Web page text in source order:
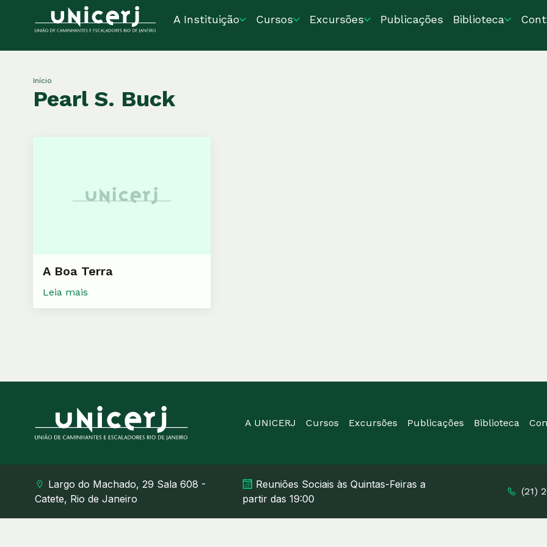
A Instituição Cursos Excursões Publicações Biblioteca
Início
Pearl S. Buck
A Boa Terra
Leia mais
A UNICERJ Cursos Excursões Publicações Biblioteca
Largo do Machado, 29 Sala 608 -
Catete, Rio de Janeiro
Reuniões Sociais às Quintas-Feiras a
partir das 19:00
(21)